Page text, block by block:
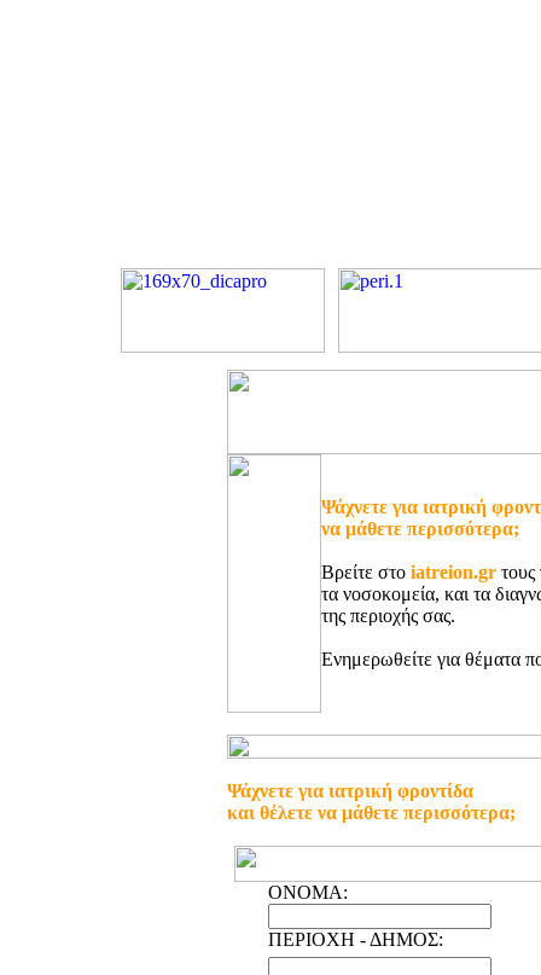
Ψάχνετε για ιατρική
να μάθετε περισσότερα;
Βρείτε στο iatreion.gr τους
τα νοσοκομεία, και τα
της περιοχής σας.
Ενημερωθείτε για θέματα
Ψάχνετε για ιατρική φροντίδα
και θέλετε να μάθετε περισσότερα;
ONOMA:
ΠΕΡΙΟΧΗ - ΔΗΜΟΣ: